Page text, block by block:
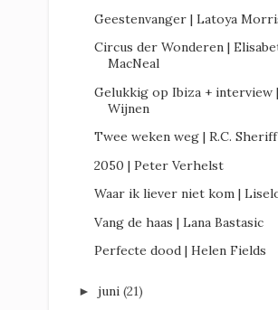
Geestenvanger | Latoya
Circus der Wonderen |
MacNeal
Gelukkig op Ibiza + interview
Wijnen
Twee weken weg | R.C. Sheriff
2050 | Peter Verhelst
Waar ik liever niet kom |
Vang de haas | Lana Bastasic
Perfecte dood | Helen Fields
► juni (21)